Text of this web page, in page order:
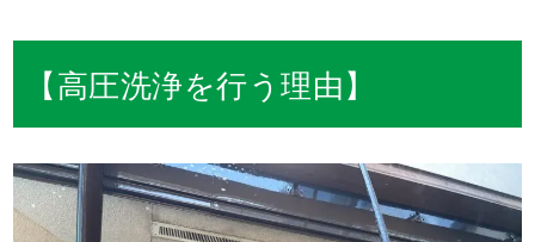
【高圧洗浄を行う理由】